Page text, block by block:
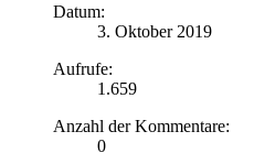
Datum:
3. Oktober 2019
Aufrufe:
1.659
Anzahl der Kommentare:
0